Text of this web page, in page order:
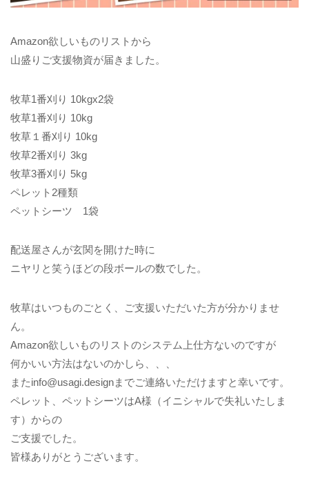
Amazon欲しいものリストから
山盛りご支援物資が届きました。
牧草1番刈り 10kgx2袋
牧草1番刈り 10kg
牧草１番刈り 10kg
牧草2番刈り 3kg
牧草3番刈り 5kg
ペレット2種類
ペットシーツ 1袋
配送屋さんが玄関を開けた時に
ニヤリと笑うほどの段ボールの数でした。
牧草はいつものごとく、ご支援いただいた方が分かりませ
ん。
Amazon欲しいものリストのシステム上仕方ないのですが
何かいい方法はないのかしら、、、
またinfo@usagi.designまでご連絡いただけますと幸いです。
ペレット、ペットシーツはA様（イニシャルで失礼いたしま
す）からの
ご支援でした。
皆様ありがとうございます。